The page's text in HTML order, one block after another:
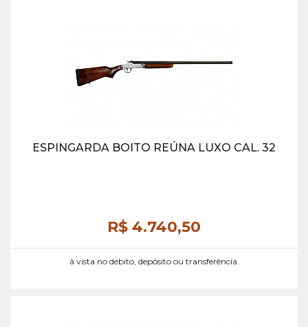
ESPINGARDA BOITO REÚNA LUXO CAL. 32
R$ 4.740,50
à vista no débito, depósito ou transferência.